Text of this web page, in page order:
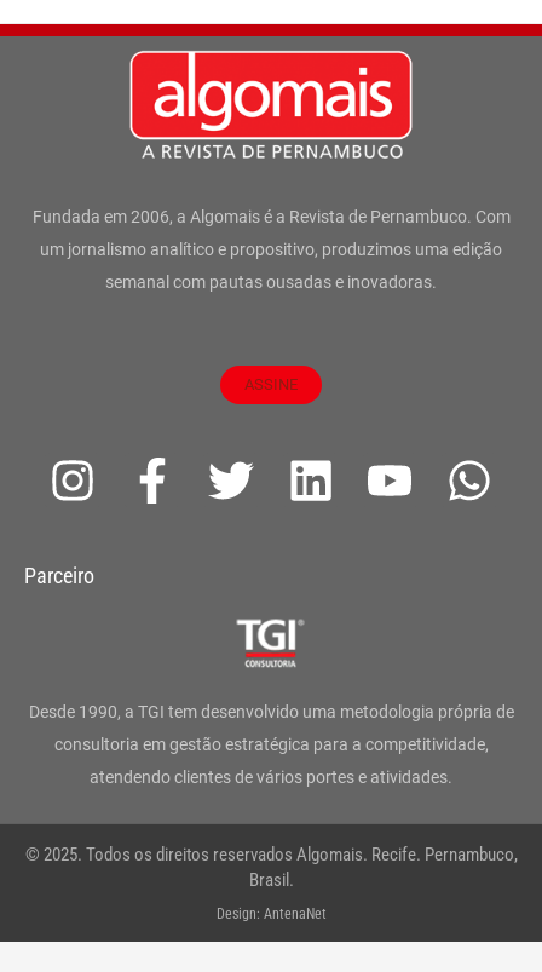
Fundada em 2006, a Algomais é a Revista de Pernambuco. Com
um jornalismo analítico e propositivo, produzimos uma edição
semanal com pautas ousadas e inovadoras.
ASSINE
I
s
g
r
a
m
F
a
o
o
k
-
T
t
e
r
L
d
i
n
Y
b
e
W
a
p
Parceiro
Desde 1990, a TGI tem desenvolvido uma metodologia própria de
consultoria em gestão estratégica para a competitividade,
atendendo clientes de vários portes e atividades.
© 2025. Todos os direitos reservados Algomais. Recife. Pernambuco,
Brasil.
Design: AntenaNet